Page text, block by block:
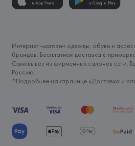
в App Store
в Google Play
Интернет-магазин одежды, обуви и
брендов. Бесплатная доставка с
Самовывоз из фирменных салонов сети.
Россию.
*Подробнее на странице «Доставка и